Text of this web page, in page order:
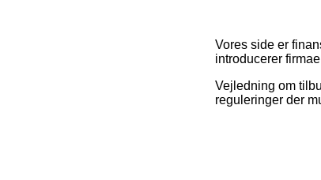
Vores side er
introducerer
Vejledning om
reguleringer der